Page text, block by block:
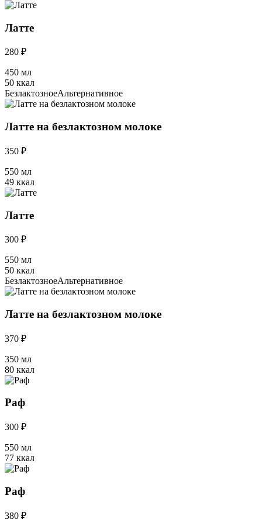
Латте
280 ₽
450 мл
50 ккал
БезлактозноеАльтернативное
Латте на безлактозном молоке
350 ₽
550 мл
49 ккал
Латте
300 ₽
550 мл
50 ккал
БезлактозноеАльтернативное
Латте на безлактозном молоке
370 ₽
350 мл
80 ккал
Раф
300 ₽
550 мл
77 ккал
Раф
380 ₽